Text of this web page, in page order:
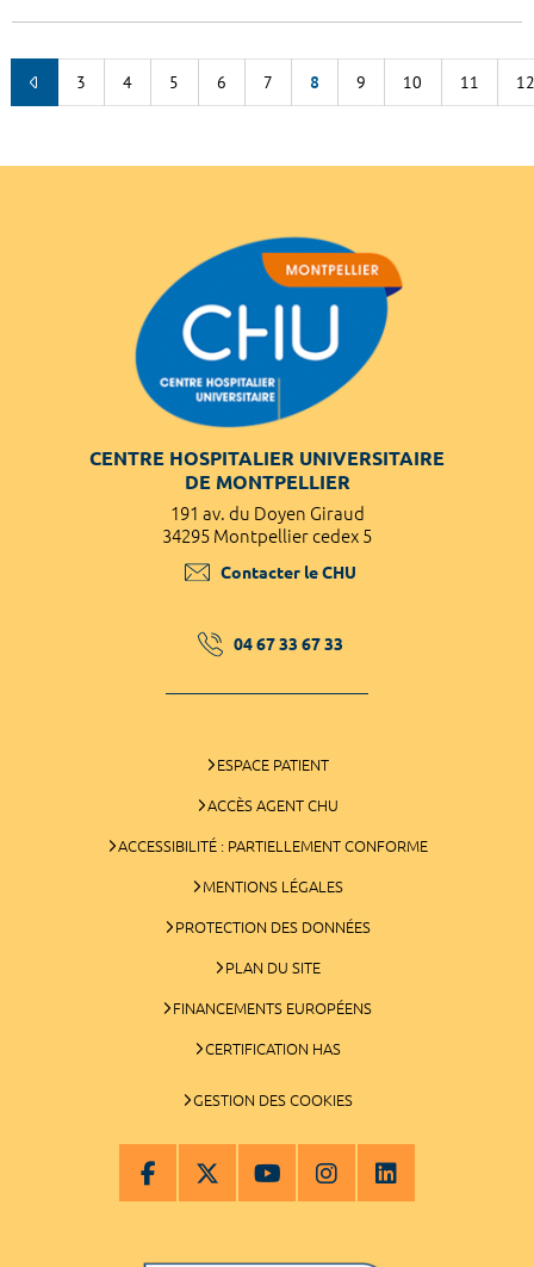
3 4 5 6 7 8 9 10 11 12
CENTRE HOSPITALIER UNIVERSITAIRE
DE MONTPELLIER
191 av. du Doyen Giraud
34295 Montpellier cedex 5
Contacter le CHU
04 67 33 67 33
ESPACE PATIENT
ACCÈS AGENT CHU
ACCESSIBILITÉ : PARTIELLEMENT CONFORME
MENTIONS LÉGALES
PROTECTION DES DONNÉES
PLAN DU SITE
FINANCEMENTS EUROPÉENS
CERTIFICATION HAS
GESTION DES COOKIES